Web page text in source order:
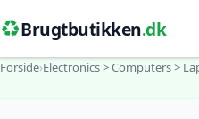
♻️Brugtbutikken.dk
Forside›Electronics > Computers >